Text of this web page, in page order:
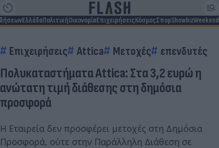
ΕλλάδαΠολιτικήΟικονομίαΕπιχειρήσειςΚόσμοςΣπορShowbizWeekend
Επιχειρήσεις Attica Μετοχές επενδυτές
Πολυκαταστήματα Attica: Στα 3,2 ευρώ η
ανώτατη τιμή διάθεσης στη δημόσια
προσφορά
Η Εταιρεία δεν προσφέρει μετοχές στη Δημόσια
Προσφορά, ούτε στην Παράλληλη Διάθεση σε